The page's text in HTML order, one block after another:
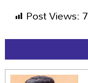
Post Views: